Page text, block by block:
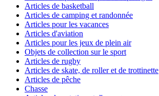
Articles de basketball
Articles de camping et randonnée
Articles pour les vacances
Articles d'aviation
Articles pour les jeux de plein air
Objets de collection sur le sport
Articles de rugby
Articles de skate, de roller et de trottinette
Articles de pêche
Chasse